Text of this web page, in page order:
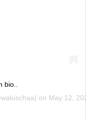
bio..
on May 12,